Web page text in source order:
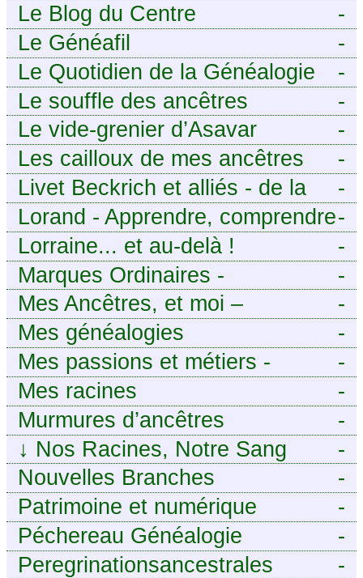
-
Le Blog du Centre
Généalogique de Touraine -
-
Le Généafil
-
Le Quotidien de la Généalogie
-
Le souffle des ancêtres
-
Le vide-grenier d’Asavar
-
Les cailloux de mes ancêtres
-
Livet Beckrich et alliés - de la
généalogie à l’écriture.
-
Lorand - Apprendre, comprendre
et transmettre pour exister.
(Descartes)
-
Lorraine... et au-delà !
-
Marques Ordinaires -
Généalogie de Moselle et
d’ailleurs
-
Mes Ancêtres, et moi –
Découvrez mes aïeux en Ille-et-
Vilaine et ailleurs
-
Mes généalogies
-
Mes passions et métiers -
Généalogie et Tir à l’Arc
-
Mes racines
-
Murmures d’ancêtres
-
↓ Nos Racines, Notre Sang
-
Nouvelles Branches
-
Patrimoine et numérique
-
Péchereau Généalogie
-
Peregrinationsancestrales